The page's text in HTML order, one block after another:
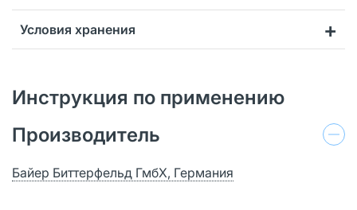
Условия хранения
Инструкция по применению
Производитель
Байер Биттерфельд ГмбХ, Германия